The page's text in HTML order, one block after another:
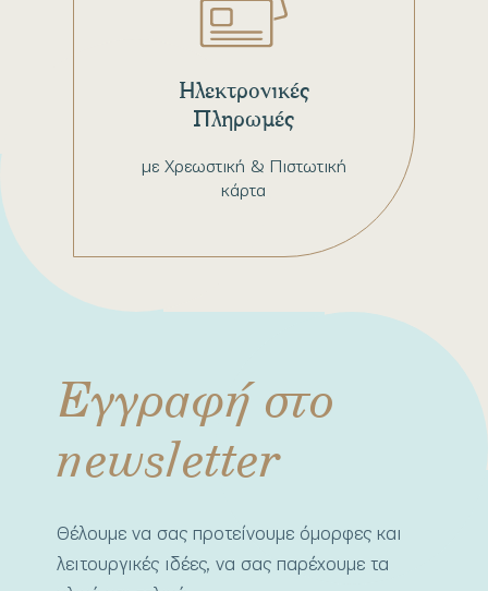
με Χρεωστική & Πιστωτική
κάρτα
Ηλεκτρονικές
Πληρωμές
Εγγραφή στο
newsletter
Θέλουμε να σας προτείνουμε όμορφες και
λειτουργικές ιδέες, να σας παρέχουμε τα